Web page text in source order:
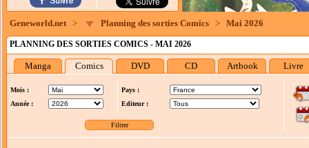
Geneworld.net > Planning des sorties Comics > Mai 2026
PLANNING DES SORTIES COMICS - MAI 2026
Manga Comics DVD CD Artbook Livre
Mois :
Année :
Pays :
Editeur :